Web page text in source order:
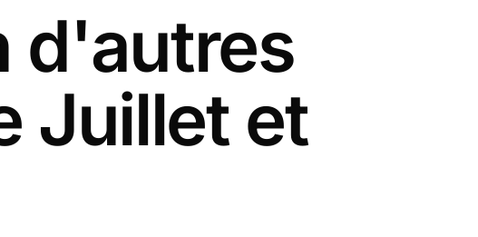
d'autres
Juillet et